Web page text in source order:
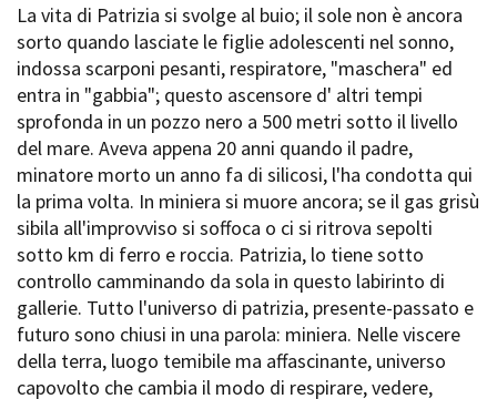
Servizi generali
Location scouting
Spazi nella sede FCTP
Sala Casting
Sala Paolo Tenna
FILM FUNDS
Piemonte Film Tv Fund
Piemonte Film Tv
Development Fund
Piemonte Doc Film Fund
Short Film Fund
PRODUCTION GUIDE
Società di produzione
Rotterdam
Berlinale Internationalen
Filmfestspiele Berlin
Festival de Cannes
Biografilm Festival - Bio to B
Industry Days
Locarno Film Festival
Mostra Internazionale d’Arte
Cinematografica Venezia
Toronto International Film
Festival
Festa del Cinema di Roma
Torino Film Festival
David di Donatello
Nastri d’Argento
Premio Solinas
La vita di Patrizia si svolge al buio; il sole non è ancora
sorto quando lasciate le figlie adolescenti nel sonno,
indossa scarponi pesanti, respiratore, "maschera" ed
entra in "gabbia"; questo ascensore d' altri tempi
sprofonda in un pozzo nero a 500 metri sotto il livello
del mare. Aveva appena 20 anni quando il padre,
minatore morto un anno fa di silicosi, l'ha condotta qui
la prima volta. In miniera si muore ancora; se il gas grisù
sibila all'improvviso si soffoca o ci si ritrova sepolti
sotto km di ferro e roccia. Patrizia, lo tiene sotto
controllo camminando da sola in questo labirinto di
gallerie. Tutto l'universo di patrizia, presente-passato e
futuro sono chiusi in una parola: miniera. Nelle viscere
della terra, luogo temibile ma affascinante, universo
capovolto che cambia il modo di respirare, vedere,